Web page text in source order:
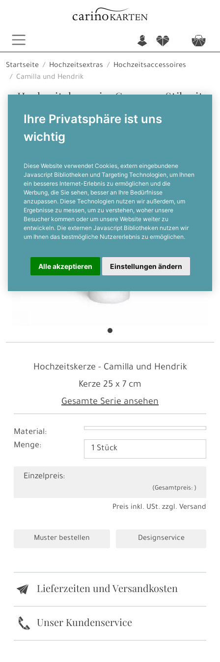
Ihre Privatsphäre ist uns
wichtig
Diese Website verwendet Cookies, extern eingebundene
Javascript Bibliotheken und Targeting Technologien, um Ihnen
ein besseres Internet-Erlebnis zu ermöglichen und die
Werbung, die Sie sehen, besser an Ihre Bedürfnisse
anzupassen. Diese Technologien nutzen wir außerdem, um
Ergebnisse zu messen, um zu verstehen, woher unsere
Besucher kommen oder um unsere Website weiter zu
entwickeln. Die externen Javascript Bibliotheken nutzen wir
um Ihnen das bestmögliche Nutzererlebnis zu ermöglichen.
Alle akzeptieren Einstellungen ändern
n f c
Startseite Hochzeitsextras
Hochzeitsaccessoires
Camilla und Hendrik
Hochzeitskerze im Greenary Stil mit
Hochzeitskerze - Camilla und Hendrik
Gesamte Serie ansehen
Kerze 25 x 7 cm
Material:
Menge:
Einzelpreis:
(Gesamtpreis: )
Preis inkl. USt. zzgl. Versand
Muster bestellen Designservice
e Lieferzeiten und Versandkosten
k Unser Kundenservice